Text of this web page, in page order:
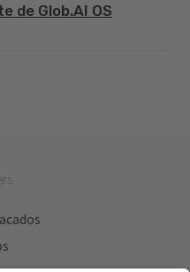
de Glob.AI OS